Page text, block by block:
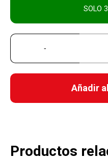
SOLO
Añadir
Productos